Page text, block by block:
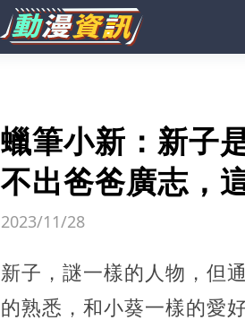
蠟筆小新：新子
不出爸爸廣志，
2023/11/28
新子，謎一樣的人物，但
的熟悉，和小葵一樣的愛